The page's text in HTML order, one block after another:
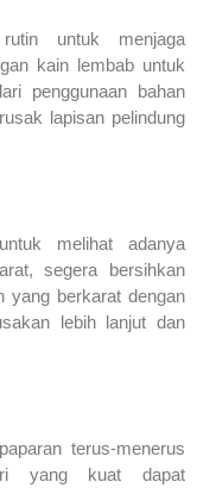
untuk menjaga
kain lembab untuk
penggunaan bahan
lapisan pelindung
melihat adanya
segera bersihkan
yang berkarat dengan
lebih lanjut dan
terus-menerus
yang kuat dapat